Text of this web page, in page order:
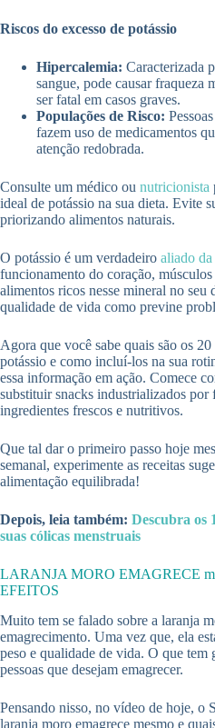
Riscos do excesso de potássio
Hipercalemia: Caracterizada
sangue, pode causar fraqueza
ser fatal em casos graves.
Populações de Risco:
fazem uso de medicamentos
atenção redobrada.
Consulte um médico ou nutricionista
ideal de potássio na sua dieta. Evite
priorizando alimentos naturais.
O potássio é um verdadeiro aliado da
funcionamento do coração,
alimentos ricos nesse mineral no seu
qualidade de vida como previne
Agora que você sabe quais são os
potássio e como incluí-los na sua
essa informação em ação. Comece
substituir snacks industrializados por
ingredientes frescos e nutritivos.
Que tal dar o primeiro passo hoje
semanal, experimente as receitas
alimentação equilibrada!
Depois, leia também: Descubra os
suas cólicas menstruais
LARANJA MORO EMAGRECE
EFEITOS
Muito tem se falado sobre a laranja
emagrecimento. Uma vez que, ela
peso e qualidade de vida. O que tem
pessoas que desejam emagrecer.
Pensando nisso, no vídeo de hoje, o
laranja moro emagrece mesmo e